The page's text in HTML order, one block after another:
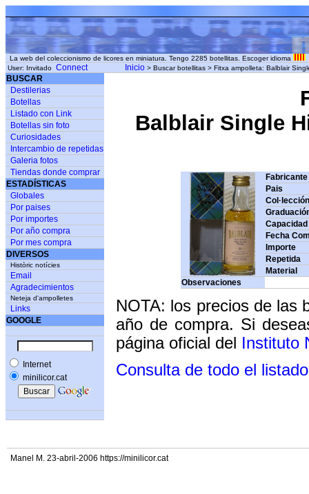
La web del coleccionismo de licores en miniatura. Tengo 2285 botellitas. Escoger idioma
User: Invitado Connect Inicio > Buscar botellitas > Fitxa ampolleta: Balblair
BUSCAR
Destilerias
Botellas
Listado con Link
Botellas sin foto
Curiosidades
Intercambio de repetidas
Galeria fotos
Tiendas donde comprar
ESTADÍSTICAS
Globales
Por paises
Por importes
Por año compra
Por mes compra
DIVERSOS
Històric notícies
Email
Agradecimientos
Neteja d'ampolletes
Links
GOOGLE
Internet
minilicor.cat
Balblair Single
Fabricante
Pais
Col·lección
Capacidad
Fecha
Importe
Repetida
Material
Observaciones
NOTA: los precios de las
año de compra. Si
página oficial del Instituto
Consulta de todo el
Manel M. 23-abril-2006 https://minilicor.cat